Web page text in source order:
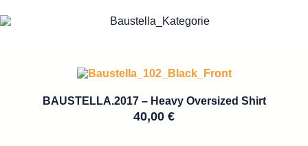
BAUSTELLA.2017 – Heavy Oversized Shirt
40,00 €